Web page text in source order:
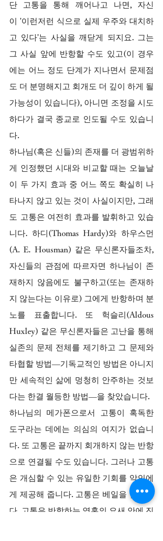
단 고통을 통해 깨어나고 나면, 자신
이 '이런저런 식으로 실제 우주와 대치하
고 있다'는 사실을 깨닫게 되지요. 그는
그 사실 앞에 반항할 수도 있고(이 경우
에는 어느 정도 단계가 지나면서 문제점
도 더 분명해지고 회개도 더 깊이 하게 될
가능성이 있습니다), 아니면 조정을 시도
하다가 결국 종교로 인도될 수도 있습니
다.
하나님(혹은 신들)의 존재를 더 광범위하
게 인정했던 시대와 비교할 때는 오늘날
이 두 가지 효과 중 어느 쪽도 확실히 나
타나지 않고 있는 것이 사실이지만, 그래
도 고통은 여전히 효과를 발휘하고 있습
니다. 하디(Thomas Hardy)와 하우스먼
(A. E. Housman) 같은 무신론자들조차,
자신들의 관점에 따르자면 하나님이 존
재하지 않음에도 불구하고(또는 존재하
지 않는다는 이유로) 그에게 반항하며 분
노를 표출합니다. 또 헉슬리(Aldous
Huxley) 같은 무신론자들은 고난을 통해
실존의 문제 전체를 제기하고 그 문제와
타협할 방법—기독교적인 방법은 아니지
만 세속적인 삶에 멍청히 안주하는 것보
다는 한결 월등한 방법—을 찾았습니다.
하나님의 메가폰으로서 고통이 혹독한
도구라는 데에는 의심의 여지가 없습니
다. 또 고통은 끝까지 회개하지 않는 반항
으로 연결될 수도 있습니다. 그러나 고통
은 개심할 수 있는 유일한 기회를 악인에
게 제공해 줍니다. 고통은 베일을 벗깁니
다. 고통은 반항하는 영혼의 요새 안에 진